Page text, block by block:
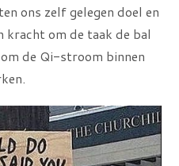
ons zelf gelegen doel en
om de taak de bal
de Qi-stroom binnen